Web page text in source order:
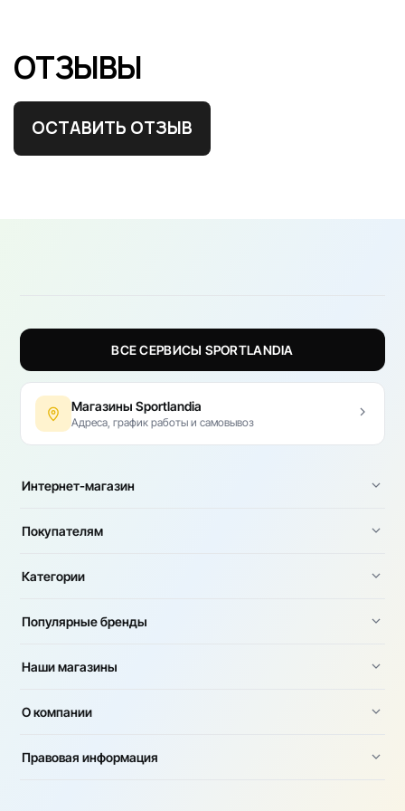
ОТЗЫВЫ
ОСТАВИТЬ ОТЗЫВ
ВСЕ СЕРВИСЫ SPORTLANDIA
Магазины Sportlandia
Адреса, график работы и самовывоз
Интернет-магазин
Покупателям
Категории
Популярные бренды
Наши магазины
О компании
Правовая информация